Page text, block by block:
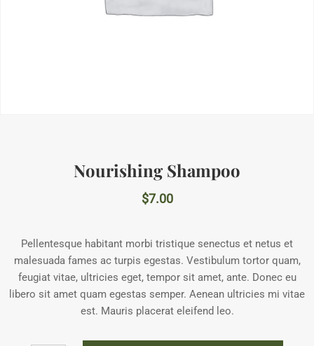
Nourishing Shampoo
$7.00
Pellentesque habitant morbi tristique senectus et netus et
malesuada fames ac turpis egestas. Vestibulum tortor quam,
feugiat vitae, ultricies eget, tempor sit amet, ante. Donec eu
libero sit amet quam egestas semper. Aenean ultricies mi vitae
est. Mauris placerat eleifend leo.